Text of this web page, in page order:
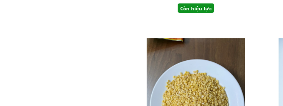
Còn hiệu lực